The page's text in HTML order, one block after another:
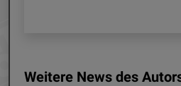
Weitere News des